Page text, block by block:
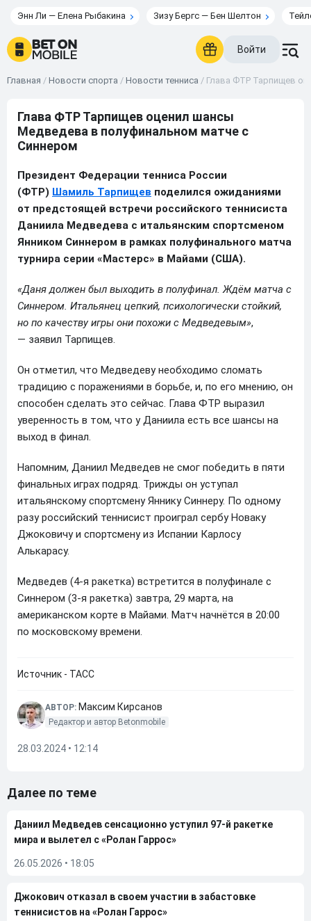
Энн Ли — Елена Рыбакина Зизу Бергс — Бен Шелтон
Войти
Главная / Новости спорта / Новости тенниса / Глава ФТР Тарпищев
Глава ФТР Тарпищев оценил шансы
Медведева в полуфинальном матче с
Синнером
Президент Федерации тенниса России
(ФТР) Шамиль Тарпищев поделился ожиданиями
от предстоящей встречи российского теннисиста
Даниила Медведева с итальянским спортсменом
Янником Синнером в рамках полуфинального матча
турнира серии «Мастерс» в Майами (США).
«Даня должен был выходить в полуфинал. Ждём матча с
Синнером. Итальянец цепкий, психологически стойкий,
но по качеству игры они похожи с Медведевым»,
— заявил Тарпищев.
Он отметил, что Медведеву необходимо сломать
традицию с поражениями в борьбе, и, по его мнению, он
способен сделать это сейчас. Глава ФТР выразил
уверенность в том, что у Даниила есть все шансы на
выход в финал.
Напомним, Даниил Медведев не смог победить в пяти
финальных играх подряд. Трижды он уступал
итальянскому спортсмену Яннику Синнеру. По одному
разу российский теннисист проиграл сербу Новаку
Джоковичу и спортсмену из Испании Карлосу
Алькарасу.
Медведев (4-я ракетка) встретится в полуфинале с
Синнером (3-я ракетка) завтра, 29 марта, на
американском корте в Майами. Матч начнётся в 20:00
по московскому времени.
Источник - ТАСС
АВТОР: Максим Кирсанов
Редактор и автор Betonmobile
28.03.2024 • 12:14
Далее по теме
Даниил Медведев сенсационно уступил 97-й ракетке
мира и вылетел с «Ролан Гаррос»
26.05.2026 • 18:05
Джокович отказал в своем участии в забастовке
теннисистов на «Ролан Гаррос»